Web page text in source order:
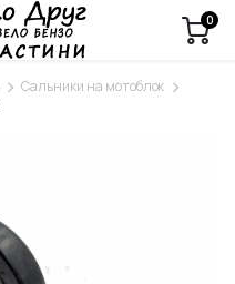
0
Сальники на мотоблок